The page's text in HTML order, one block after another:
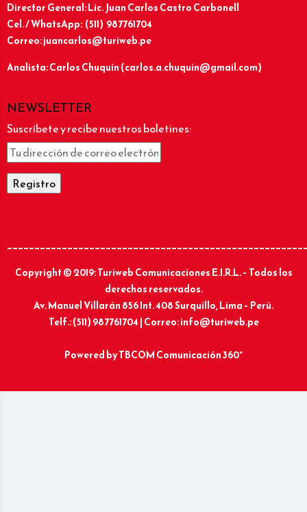
Director General: Lic.Juan Carlos Castro Carbonell
Cel. / WhatsApp: (511) 987761704
Correo: juancarlos@turiweb.pe
Analista: Carlos Chuquín (carlos.a.chuquin@gmail.com)
NEWSLETTER
Suscríbete y recibe nuestros boletines:
Copyright © 2019: Turiweb Comunicaciones E.I.R.L. – Todos los
derechos reservados.
Av. Manuel Villarán 856 Int. 408 Surquillo, Lima – Perú.
Telf.: (511) 987761704 | Correo: info@turiweb.pe
Powered byTBCOM Comunicación 360°